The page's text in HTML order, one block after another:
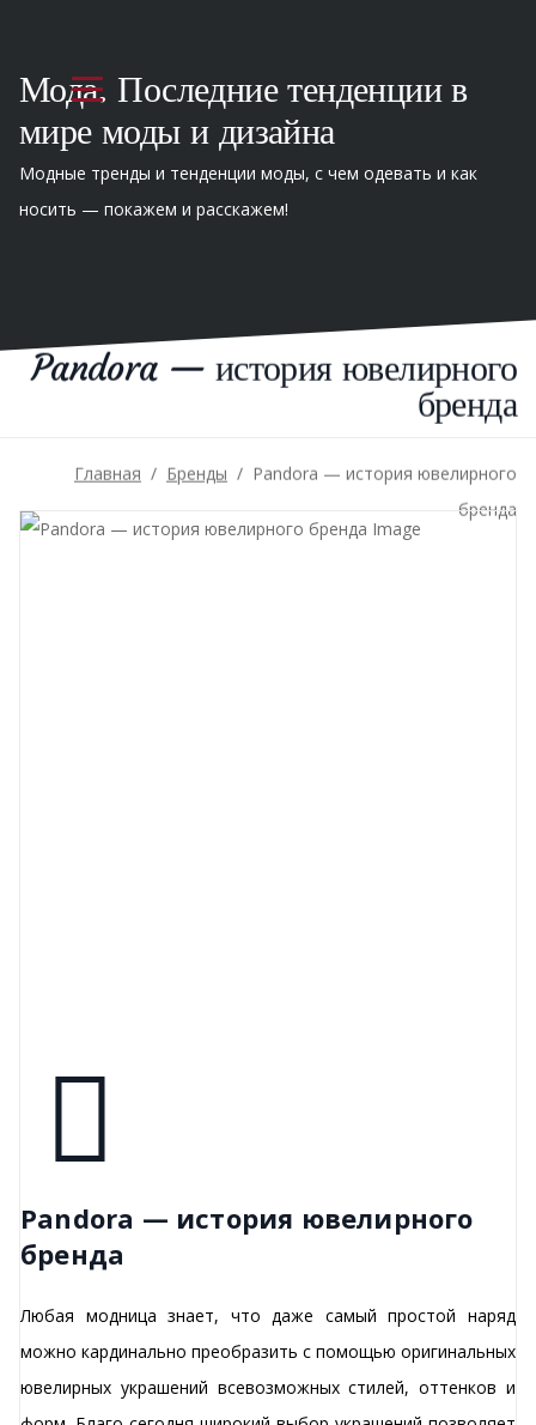
Мода. Последние тенденции в
мире моды и дизайна
Модные тренды и тенденции моды, с чем одевать и как
носить — покажем и расскажем!
Pandora — история ювелирного
бренда
Главная / Бренды / Pandora — история ювелирного
бренда
Pandora — история ювелирного
бренда
Любая модница знает, что даже самый простой наряд
можно кардинально преобразить с помощью оригинальных
ювелирных украшений всевозможных стилей, оттенков и